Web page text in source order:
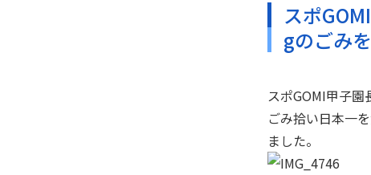
スポ
gのごみ
スポGOMI甲子
ごみ拾い日本一
ました。